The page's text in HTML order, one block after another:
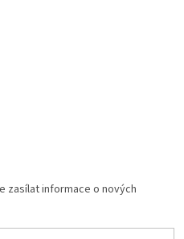
zasílat informace o nových